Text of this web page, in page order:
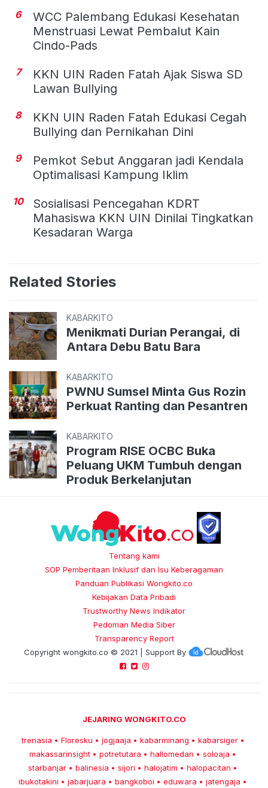
6
WCC Palembang Edukasi Kesehatan
Menstruasi Lewat Pembalut Kain
Cindo-Pads
7
KKN UIN Raden Fatah Ajak Siswa SD
Lawan Bullying
8
KKN UIN Raden Fatah Edukasi Cegah
Bullying dan Pernikahan Dini
9
Pemkot Sebut Anggaran jadi Kendala
Optimalisasi Kampung Iklim
10
Sosialisasi Pencegahan KDRT
Mahasiswa KKN UIN Dinilai Tingkatkan
Kesadaran Warga
Related Stories
KABARKITO
Menikmati Durian Perangai, di
Antara Debu Batu Bara
KABARKITO
PWNU Sumsel Minta Gus Rozin
Perkuat Ranting dan Pesantren
KABARKITO
Program RISE OCBC Buka
Peluang UKM Tumbuh dengan
Produk Berkelanjutan
Tentang kami
SOP Pemberitaan Inklusif dan Isu Keberagaman
Panduan Publikasi Wongkito.co
Kebijakan Data Pribadi
Trustworthy News Indikator
Pedoman Media Siber
Transparency Report
Copyright wongkito.co © 2021 | Support By
JEJARING WONGKITO.CO
trenasia • Floresku • jogjaaja • kabarminang • kabarsiger •
makassarinsight • potretutara • hallomedan • soloaja •
starbanjar • balinesia • sijori • halojatim • halopacitan •
ibukotakini • jabarjuara • bangkoboi • eduwara • jatengaja •